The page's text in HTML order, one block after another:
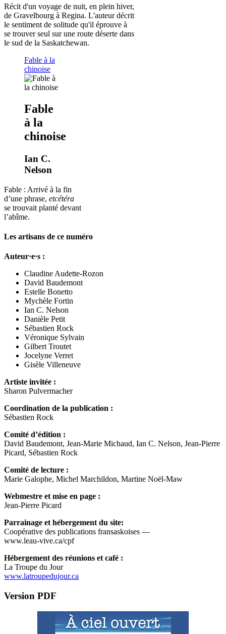
Récit d'un voyage de nuit, en plein hiver,
de Gravelbourg à Regina. L'auteur décrit
le sentiment de solitude qu'il éprouve à
se trouver seul sur une route déserte dans
le sud de la Saskatchewan.
Fable à la
chinoise
Fable
à la
chinoise
Ian C.
Nelson
Fable : Arrivé à la fin
d’une phrase, etcétéra
se trouvait planté devant
l’abîme.
Les artisans de ce numéro
Auteur·e·s :
Claudine Audette-Rozon
David Baudemont
Estelle Bonetto
Mychèle Fortin
Ian C. Nelson
Danièle Petit
Sébastien Rock
Véronique Sylvain
Gilbert Troutet
Jocelyne Verret
Gisèle Villeneuve
Artiste invitée :
Sharon Pulvermacher
Coordination de la publication :
Sébastien Rock
Comité d’édition :
David Baudemont, Jean-Marie Michaud, Ian C. Nelson, Jean-Pierre
Picard, Sébastien Rock
Comité de lecture :
Marie Galophe, Michel Marchildon, Martine Noël-Maw
Webmestre et mise en page :
Jean-Pierre Picard
Parrainage et hébergement du site:
Coopérative des publications fransaskoises —
www.leau-vive.ca/cpf
Hébergement des réunions et café :
La Troupe du Jour
www.latroupedujour.ca
Version PDF